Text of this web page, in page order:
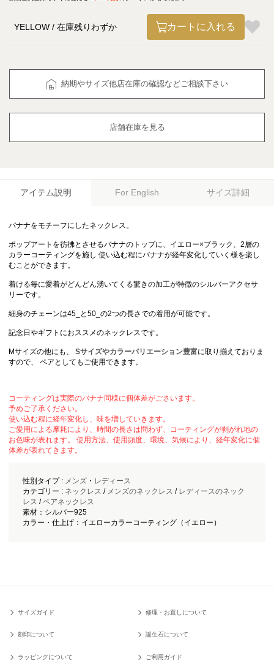
YELLOW 在庫残りわずか カートに入れる
納期やサイズ他店在庫の確認などご相談下さい
店舗在庫を見る
アイテム説明 For English サイズ詳細
バナナをモチーフにしたネックレス。
ポップアートを彷彿とさせるバナナのトップに、イエロー×ブラック、2層の
カラーコーティングを施し 使い込む程にバナナが経年変化していく様を楽し
むことができます。
着ける毎に愛着がどんどん湧いてくる驚きの加工が特徴のシルバーアクセサ
リーです。
細身のチェーンは45_と50_の2つの長さでの着用が可能です。
記念日やギフトにおススメのネックレスです。
Mサイズの他にも、Sサイズやカラーバリエーション豊富に取り揃えておりま
すので、 ペアとしてもご使用できます。
コーティングは実際のバナナ同様に個体差がごさいます。
予めご了承ください。
使い込む程に経年変化し、味を増していきます。
ご愛用による摩耗により、時間の長さは問わず、コーティングが剥がれ地の
お色味が表れます。 使用方法、使用頻度、環境、気候により、経年変化に個
体差が表れてきます。
性別タイプ : メンズ・ レディース
カテゴリー : ネックレス / メンズのネックレス / レディースのネック
レス /ペアネックレス
素材：シルバー925
カラー・仕上げ：イエローカラーコーティング（イエロー）
サイズガイド 修理・お直しについて
刻印について 誕生石について
ラッピングについて ご利用ガイド